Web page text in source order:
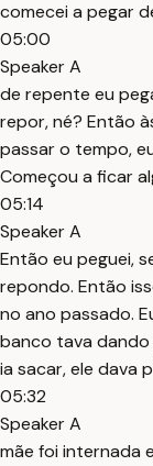
comecei a pegar
05:00
Speaker A
de repente eu
repor, né? Então
passar o tempo,
Começou a ficar
05:14
Speaker A
Então eu peguei,
repondo. Então
no ano passado.
banco tava dando
ia sacar, ele dava
05:32
Speaker A
mãe foi internada